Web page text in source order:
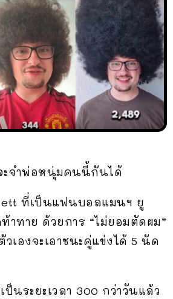
ะจำพ่อหนุ่มคนนี้กันได้
ที่เป็นแฟนบอลแมนฯ ยู
าทาย ด้วยการ “ไม่ยอมตัดผม”
เองจะเอาชนะคู่แข่งได้ 5 นัด
นระยะเวลา 300 กว่าวันแล้ว